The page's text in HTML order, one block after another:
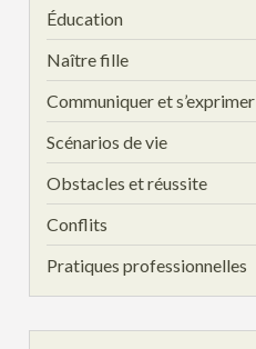
Éducation
Naître fille
Communiquer et s’exprimer
Scénarios de vie
Obstacles et réussite
Conflits
Pratiques professionnelles